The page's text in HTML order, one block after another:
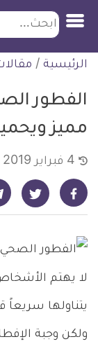
التخطي
للمحتوى
ابحث
الرئيسية /
الفطور
مميز
شارك على فيسبوك - ديلي ميديكال انفو شارك على تويتر - ديلي ميديكال انفو
لا يهتم
يتناولها
ولكن وجبة